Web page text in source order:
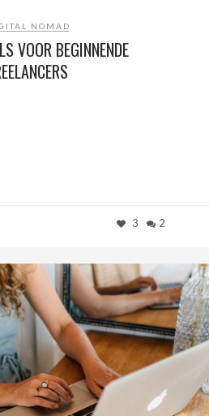
NOMAD
VOOR BEGINNENDE
3 2